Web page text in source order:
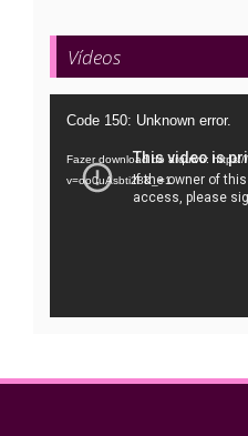
Vídeos
Tocador
vídeo
Code 150: Unknown error.
Fazer download do arquivo:
v=oo0uAsbti28&_=1